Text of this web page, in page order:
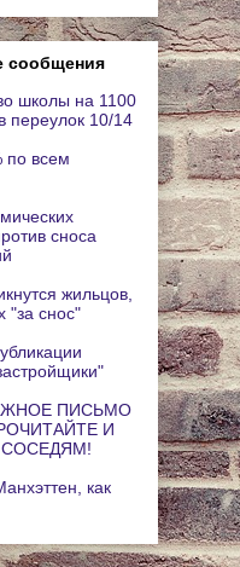
сообщения
школы на 1100
переулок 10/14
по всем
сноса
жильцов,
"за снос"
ПИСЬМО
И
СОСЕДЯМ!
как